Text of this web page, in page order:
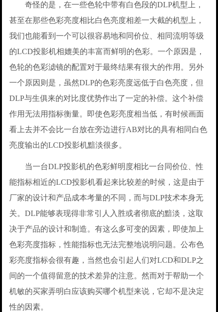
奇怪的是，在一些色轮中带有白色段的DLP机型上，
甚至在那些色彩亮度相比白色亮度相差一大截的机型上，
我们也能看到一个可以很容易地和同价位、相同流明等级
的LCD投影机相媲美的丰富而鲜明的色彩。一个原因是，
色轮的色彩滤镜的配置对于最终结果有很大的作用。另外
一个原因则是，虽然DLP的色彩亮度远低于白色亮度，但
DLP与生俱来的对比度优势作出了一定的补偿。这个补偿
作用无法用指标衡量。即使色彩亮度相当低，有时候画面
看上去并不会比一台放在旁边进行AB对比的具有相同白色
亮度输出的LCD投影机黯淡很多。
当一台DLP投影机的色彩鲜明度相比一台同价位、性
能指标相近的LCD投影机看起来比较差的时候，这是由于
厂家的设计和产品成本考量的不同，而与DLP技术本身无
关。DLP能够表现得非常引人入胜或者彻底的黯淡，这取
决于产品的设计和制造。有这么多可变的因素，即使加上
色彩亮度指标，性能指标也无法完整地说明问题。公布色
彩亮度指标会很有趣，当然也会引起人们对LCD和DLP之
间的一个值得留意的技术差异的注意。然而对于帮助一个
机敏的买家弄明白应该购买哪个机型来说，它却不是决定
性的因素。